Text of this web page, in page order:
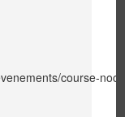
course-